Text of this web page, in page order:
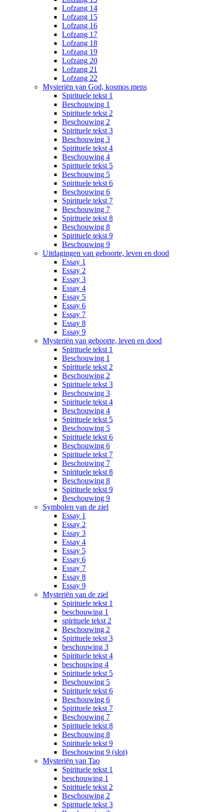
Lofzang 14
Lofzang 15
Lofzang 16
Lofzang 17
Lofzang 18
Lofzang 19
Lofzang 20
Lofzang 21
Lofzang 22
Mysteriën van God, kosmos mens
Spirituele tekst 1
Beschouwing 1
Spirituele tekst 2
Beschouwing 2
Spirituele tekst 3
Beschouwing 3
Spirituele tekst 4
Beschouwing 4
Spirituele tekst 5
Beschouwing 5
Spirituele tekst 6
Beschouwing 6
Spirituele tekst 7
Beschouwing 7
Spirituele tekst 8
Beschouwing 8
Spirituele tekst 9
Beschouwing 9
Uitdagingen van geboorte, leven en dood
Essay 1
Essay 2
Essay 3
Essay 4
Essay 5
Essay 6
Essay 7
Essay 8
Essay 9
Mysteriën van geboorte, leven en dood
Spirituele tekst 1
Beschouwing 1
Spirituele tekst 2
Beschouwing 2
Spirituele tekst 3
Beschouwing 3
Spirituele tekst 4
Beschouwing 4
Spirituele tekst 5
Beschouwing 5
Spirituele tekst 6
Beschouwing 6
Spirituele tekst 7
Beschouwing 7
Spirituele tekst 8
Beschouwing 8
Spirituele tekst 9
Beschouwing 9
Symbolen van de ziel
Essay 1
Essay 2
Essay 3
Essay 4
Essay 5
Essay 6
Essay 7
Essay 8
Essay 9
Mysteriën van de ziel
Spirituele tekst 1
beschouwing 1
spirituele tekst 2
Beschouwing 2
Spirituele tekst 3
beschouwing 3
Spirituele tekst 4
beschouwing 4
Spirituele tekst 5
Beschouwing 5
Spirituele tekst 6
Beschouwing 6
Spirituele tekst 7
Beschouwing 7
Spirituele tekst 8
Beschouwing 8
Spirituele tekst 9
Beschouwing 9 (slot)
Mysteriën van Tao
Spirituele tekst 1
beschouwing 1
Spirituele tekst 2
Beschouwing 2
Spirituele tekst 3